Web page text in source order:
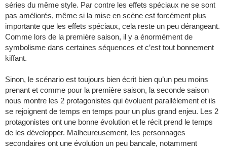
séries du même style. Par contre les effets spéciaux ne se sont
pas améliorés, même si la mise en scène est forcément plus
importante que les effets spéciaux, cela reste un peu dérangeant.
Comme lors de la première saison, il y a énormément de
symbolisme dans certaines séquences et c’est tout bonnement
kiffant.
Sinon, le scénario est toujours bien écrit bien qu’un peu moins
prenant et comme pour la première saison, la seconde saison
nous montre les 2 protagonistes qui évoluent parallèlement et ils
se rejoignent de temps en temps pour un plus grand enjeu. Les 2
protagonistes ont une bonne évolution et le récit prend le temps
de les développer. Malheureusement, les personnages
secondaires ont une évolution un peu bancale, notamment